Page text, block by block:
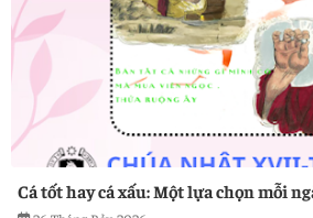
Cá tốt hay cá xấu: Một lựa chọn mỗi